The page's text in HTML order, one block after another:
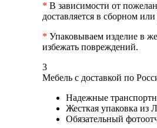
* В зависимости от
доставляется в сборном
* Упаковываем изделие в
избежать повреждений.
3
Мебель с доставкой по
Надежные
Жесткая упаковка из
Обязательный